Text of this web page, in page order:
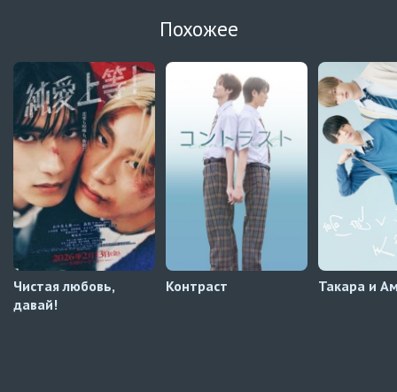
Автосабы русские / украинские
Давай немного подождём, Харутора-кун1 серия
Превью
Навечно влюблённые
Превью
Навечно влюблённые
8 серия
Автосабы русские / украинские
Похожее
Чистая любовь,
давай!
Контраст Такара и